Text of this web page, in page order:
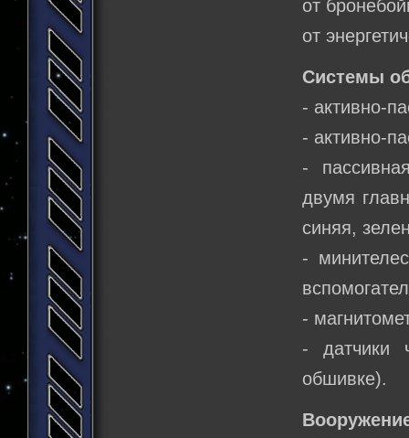
от
от
Системы
- активно-
- активно-
-
двумя
синяя,
-
-
- датчики
обшивке).